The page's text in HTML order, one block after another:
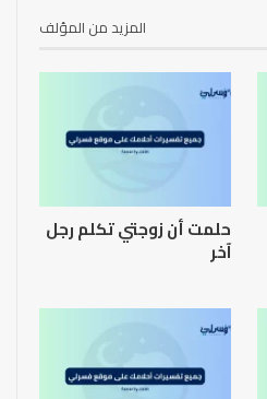
المزيد من المؤلف
حلمت أن زوجتي تكلم رجل
آخر